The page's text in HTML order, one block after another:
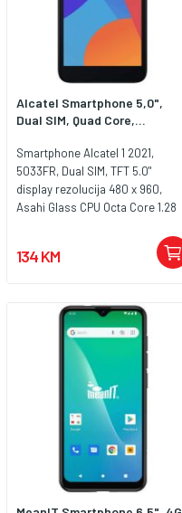
Alcatel Smartphone 5,0",
Dual SIM, Quad Core,...
Smartphone Alcatel 1 2021,
5033FR, Dual SIM, TFT 5.0"
display rezolucija 480 x 960,
Asahi Glass CPU Octa Core 1.28
kartica PowerVR GE8100., RAM
bljeskalica, video 720p@30fps,
prednja kamera 2 Mpixel, video
720p@30fps Povezivost: WiFi
802.11 b/g/n, Bluetooth 4.2, USB
2.0, GPS Baterija Li-Ion 2000
mAh, dimenzije: 137.6 x 65.7 x 9.8
mm Operativni sustav Android 11
134 KM